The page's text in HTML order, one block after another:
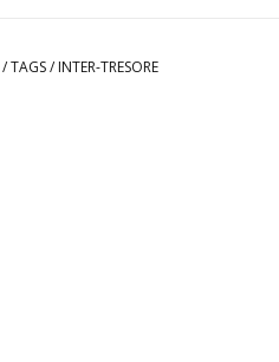
/TAGS/ INTER-TRESORE